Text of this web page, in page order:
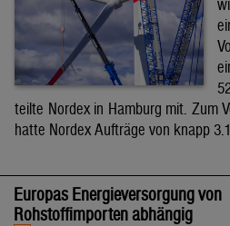
teilte Nordex in Hamburg mit. Zum
hatte Nordex Aufträge von knapp
Europas Energieversorgung von
Rohstoffimporten abhängig